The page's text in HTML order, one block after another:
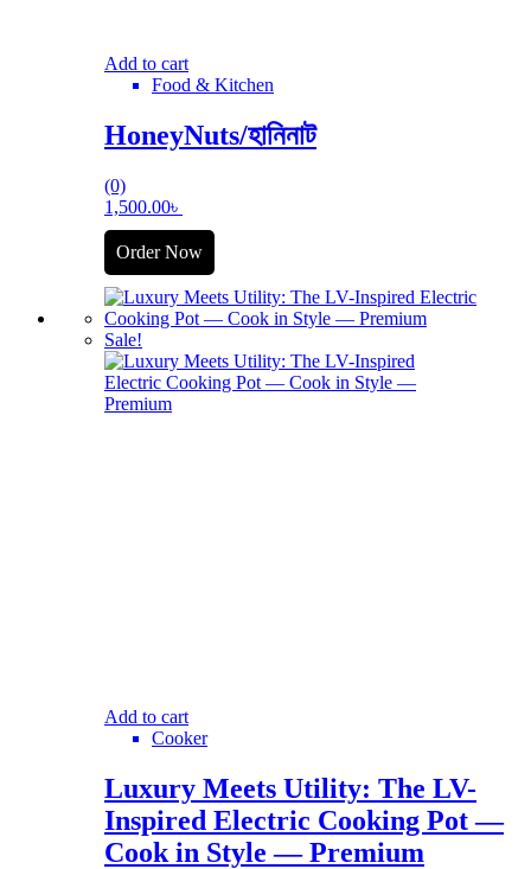
Add to cart
Food & Kitchen
HoneyNuts/হানিনাট
(0)
1,500.00৳
Order Now
Sale!
Add to cart
Cooker
Luxury Meets Utility: The LV-
Inspired Electric Cooking Pot —
Cook in Style — Premium